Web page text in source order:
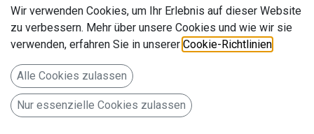
10,1-Zoll Android Navigationssystem für VW Golf
Sportsvan
349,00€ Alle Preise inkl. MwSt.
Wir verwenden Cookies, um Ihr Erlebnis auf dieser Website
zu verbessern. Mehr über unsere Cookies und wie wir sie
verwenden, erfahren Sie in unserer Cookie-Richtlinien
Alle Cookies zulassen
Nur essenzielle Cookies zulassen